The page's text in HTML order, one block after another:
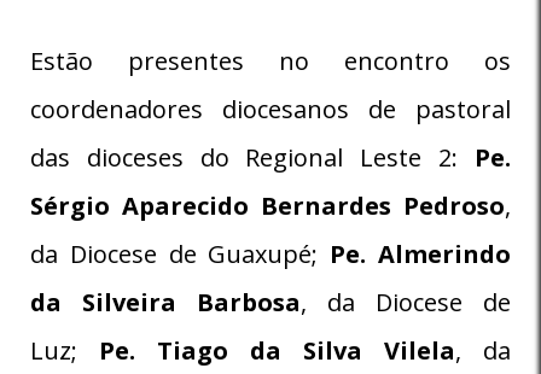
Estão presentes no encontro os
coordenadores diocesanos de pastoral
das dioceses do Regional Leste 2: Pe.
Sérgio Aparecido Bernardes Pedroso,
da Diocese de Guaxupé; Pe. Almerindo
da Silveira Barbosa, da Diocese de
Luz; Pe. Tiago da Silva Vilela, da